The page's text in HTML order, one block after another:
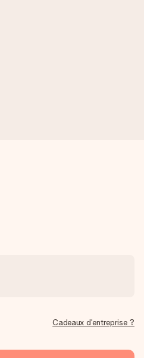
Cadeaux d'entreprise ?